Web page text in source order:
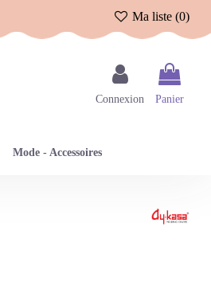
Ma liste (0)
Connexion Panier
Mode - Accessoires